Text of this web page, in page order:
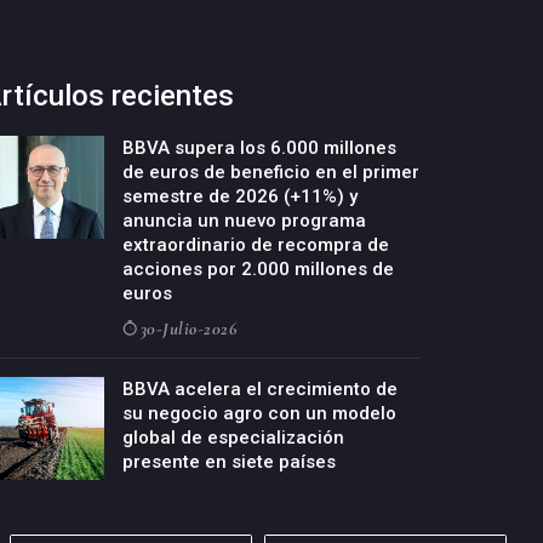
recientes
BBVA supera los 6.000 millones
de euros de beneficio en el primer
semestre de 2026 (+11%) y
anuncia un nuevo programa
extraordinario de recompra de
acciones por 2.000 millones de
euros
30-Julio-2026
BBVA acelera el crecimiento de
su negocio agro con un modelo
global de especialización
presente en siete países